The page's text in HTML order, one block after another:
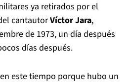
ya retirados por el
cantautorVíctor Jara,
de 1973, un día después
días después.
este tiempo porque hubo un